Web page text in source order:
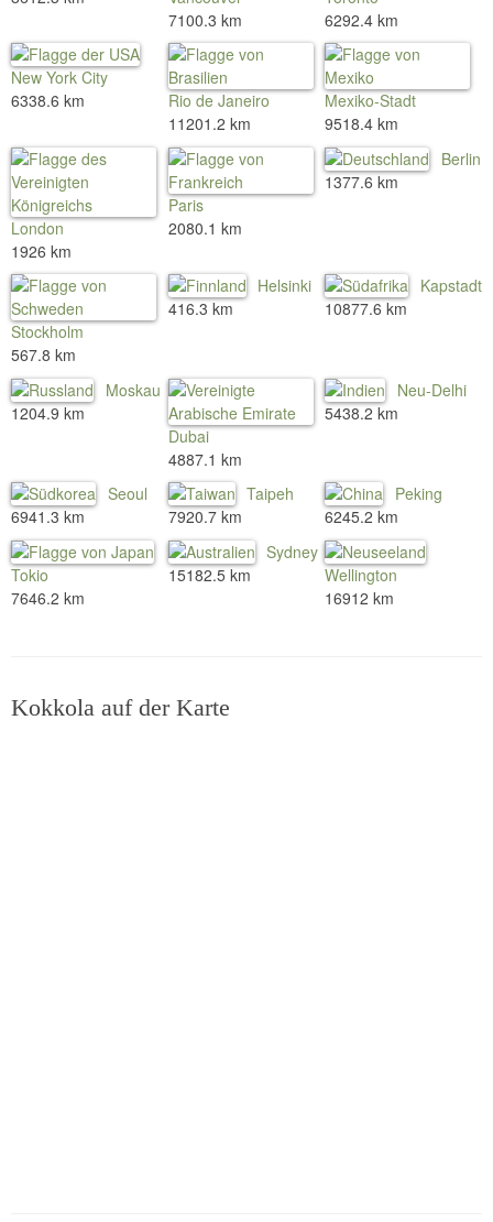
7100.3 km
6292.4 km
New York City
6338.6 km
Rio de Janeiro
11201.2 km
Mexiko-Stadt
9518.4 km
London
1926 km
Paris
2080.1 km
Berlin
1377.6 km
Stockholm
567.8 km
Helsinki
416.3 km
Kapstadt
10877.6 km
Moskau
1204.9 km
Dubai
4887.1 km
Neu-Delhi
5438.2 km
Seoul
6941.3 km
Taipeh
7920.7 km
Peking
6245.2 km
Tokio
7646.2 km
Sydney
15182.5 km
Wellington
16912 km
Kokkola auf der Karte